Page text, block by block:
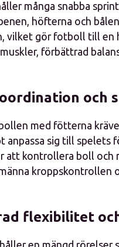
många snabba
höfterna och
vilket gör fotboll till en
förbättrad
och
med fötterna
anpassa sig till spelets
att kontrollera boll
kroppskontrollen
flexibilitet